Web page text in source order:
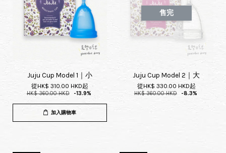
Juju Cup Model 1｜小
從HK$ 310.00 HKD起
HK$ 360.00 HKD -13.9%
加入購物車
售完
Juju Cup Model 2｜大
從HK$ 330.00 HKD起
HK$ 360.00 HKD -8.3%